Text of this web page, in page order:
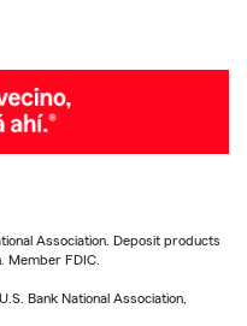
Association. Deposit products
Member FDIC.
Bank National Association,